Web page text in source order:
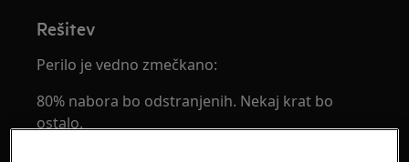
Rešitev
Perilo je vedno zmečkano:
80% nabora bo odstranjenih. Nekaj krat bo
ostalo.